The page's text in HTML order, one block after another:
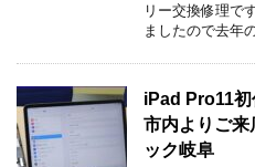
リー交換修理で
ましたので去年
iPad Pro11
市内よりご来
ック岐阜